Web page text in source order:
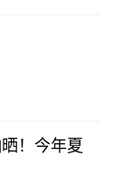
！今年夏